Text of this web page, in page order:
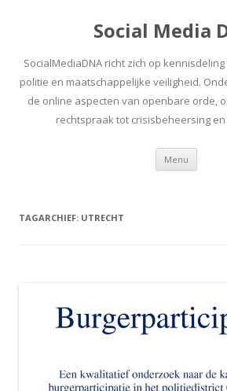
Social Media
SocialMediaDNA richt zich op
politie en maatschappelijke veiligheid.
de online aspecten van openbare orde,
rechtspraak tot crisisbeheersing en
Menu Spring
inhoud
TAGARCHIEF: UTRECHT